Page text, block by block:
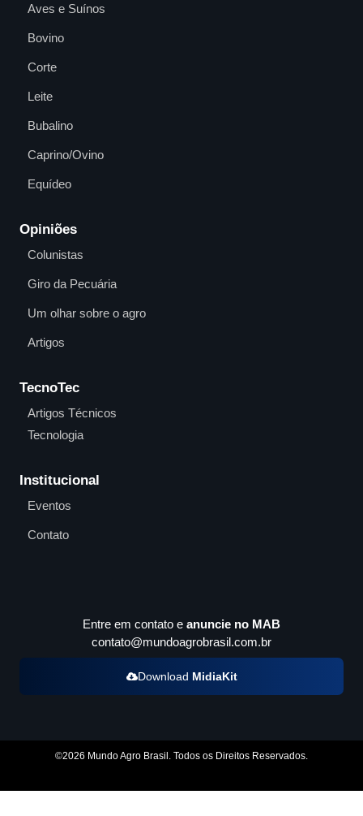
Aves e Suínos
Bovino
Corte
Leite
Bubalino
Caprino/Ovino
Equídeo
Opiniões
Colunistas
Giro da Pecuária
Um olhar sobre o agro
Artigos
TecnoTec
Artigos Técnicos
Tecnologia
Institucional
Eventos
Contato
Entre em contato e anuncie no MAB
contato@mundoagrobrasil.com.br
Download MidiaKit
©2026 Mundo Agro Brasil. Todos os Direitos Reservados.